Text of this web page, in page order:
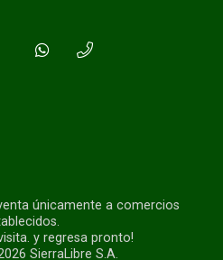
únicamente a comercios
y regresa pronto!
SierraLibre S.A.